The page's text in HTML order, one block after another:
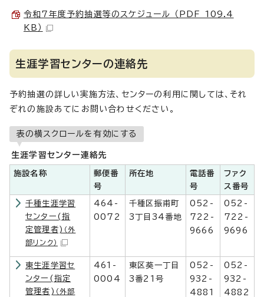
令和7年度予約抽選等のスケジュール （PDF 109.4
KB）
生涯学習センターの連絡先
予約抽選の詳しい実施方法、センターの利用に関しては、それ
ぞれの施設あてにお問い合わせください。
表の横スクロールを有効にする
生涯学習センター連絡先
施設名称
郵便番
号
所在地
電話番
号
ファク
ス番号
千種生涯学習
センター(指
定管理者) （外
部リンク）
464-
0072
千種区振甫町
3丁目34番地
052-
722-
9666
052-
722-
9696
東生涯学習セ
ンター(指定
管理者) （外部
461-
0004
東区葵一丁目
3番21号
052-
932-
4881
052-
932-
4882